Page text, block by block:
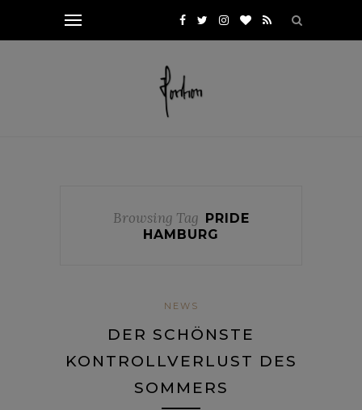
Browsing Tag PRIDE
HAMBURG
NEWS
DER SCHÖNSTE
KONTROLLVERLUST DES
SOMMERS